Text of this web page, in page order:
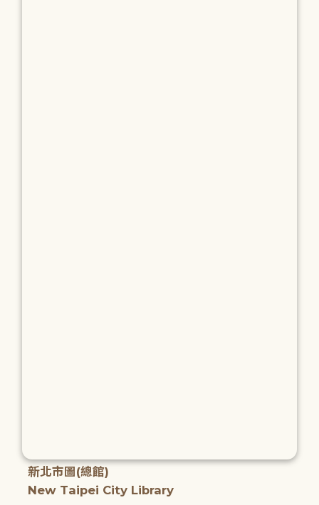
新北市圖(總館)
New Taipei City Library